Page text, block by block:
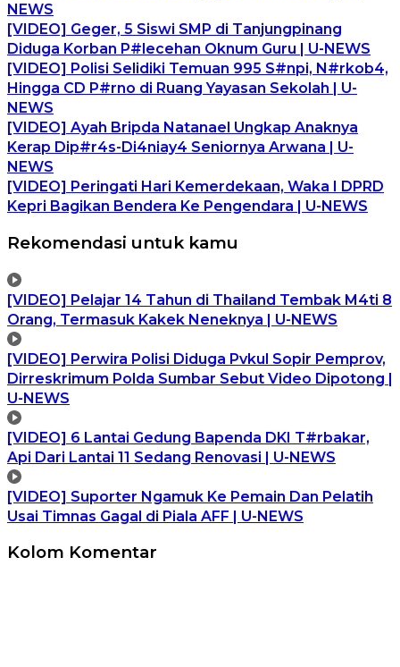
NEWS
[VIDEO] Geger, 5 Siswi SMP di Tanjungpinang
Diduga Korban P#lecehan Oknum Guru | U-NEWS
[VIDEO] Polisi Selidiki Temuan 995 S#npi, N#rkob4,
Hingga CD P#rno di Ruang Yayasan Sekolah | U-
NEWS
[VIDEO] Ayah Bripda Natanael Ungkap Anaknya
Kerap Dip#r4s-Di4niay4 Seniornya Arwana | U-
NEWS
[VIDEO] Peringati Hari Kemerdekaan, Waka I DPRD
Kepri Bagikan Bendera Ke Pengendara | U-NEWS
Rekomendasi untuk kamu
[VIDEO] Pelajar 14 Tahun di Thailand Tembak M4ti 8
Orang, Termasuk Kakek Neneknya | U-NEWS
[VIDEO] Perwira Polisi Diduga Pvkul Sopir Pemprov,
Dirreskrimum Polda Sumbar Sebut Video Dipotong |
U-NEWS
[VIDEO] 6 Lantai Gedung Bapenda DKI T#rbakar,
Api Dari Lantai 11 Sedang Renovasi | U-NEWS
[VIDEO] Suporter Ngamuk Ke Pemain Dan Pelatih
Usai Timnas Gagal di Piala AFF | U-NEWS
Kolom Komentar